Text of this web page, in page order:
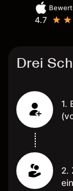
4.7
Drei
1.
2.
ein